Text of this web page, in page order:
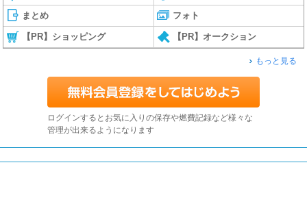
まとめ フォト
【PR】ショッピング 【PR】オークション
もっと見る
ログインするとお気に入りの保存や燃費記録など様々な
管理が出来るようになります